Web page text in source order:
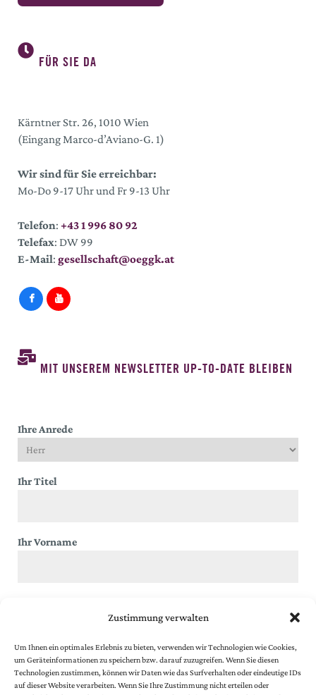
Zustimmung verwalten
Um Ihnen ein optimales Erlebnis zu bieten, verwenden wir Technologien wie Cookies,
um Geräteinformationen zu speichern bzw. darauf zuzugreifen. Wenn Sie diesen
Technologien zustimmen, können wir Daten wie das Surfverhalten oder eindeutige IDs
auf dieser Website verarbeiten. Wenn Sie Ihre Zustimmung nicht erteilen oder
FÜR SIE DA
Kärntner Str. 26, 1010 Wien
(Eingang Marco-d’Aviano-G. 1)
Wir sind für Sie erreichbar:
Mo-Do 9-17 Uhr und Fr 9-13 Uhr
Telefon: +43 1 996 80 92
Telefax: DW 99
E-Mail: gesellschaft@oeggk.at
MIT UNSEREM NEWSLETTER UP-TO-DATE BLEIBEN
Ihre Anrede
Ihr Titel
Ihr Vorname
Ihre E-Mail Adresse (* Pflichtfeld)